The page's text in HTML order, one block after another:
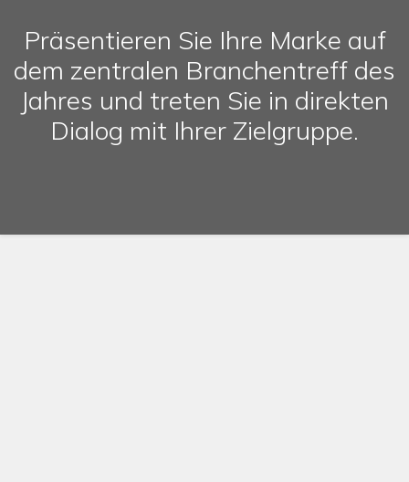
Präsentieren Sie Ihre Marke auf
dem zentralen Branchentreff des
Jahres und treten Sie in direkten
Dialog mit Ihrer Zielgruppe.